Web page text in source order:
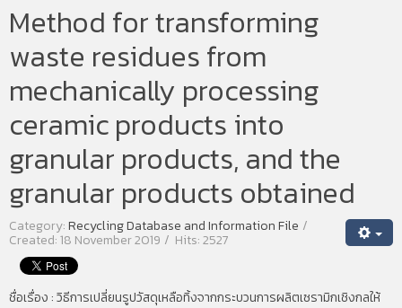
Method for transforming
waste residues from
mechanically processing
ceramic products into
granular products, and the
granular products obtained
Category:Recycling Database and Information File
Created: 18 November 2019 Hits: 2527
ชื่อเรื่อง :วิธีการเปลี่ยนรูปวัสดุเหลือทิ้งจากกระบวนการผลิตเซรามิกเชิงกลให้